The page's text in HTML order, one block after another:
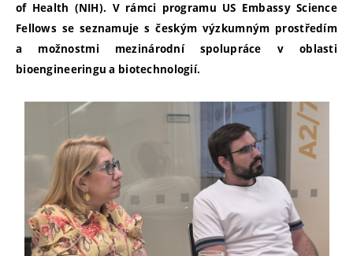
of Health (NIH). V rámci programu US Embassy Science
Fellows se seznamuje s českým výzkumným prostředím
a možnostmi mezinárodní spolupráce v oblasti
bioengineeringu a biotechnologií.